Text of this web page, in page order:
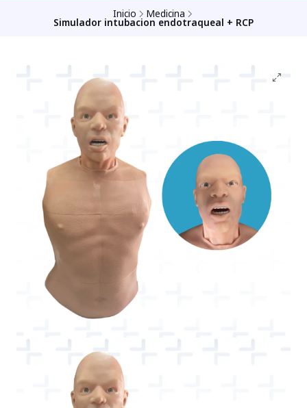
Inicio Medicina
Simulador intubacion endotraqueal + RCP